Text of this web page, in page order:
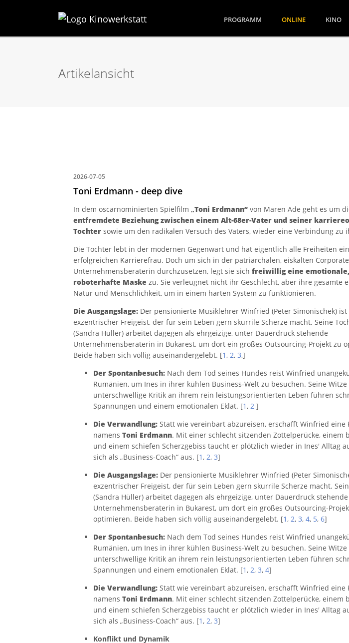
PROGRAMM (CURRENT)ONLINE KINO
Artikelansicht
2026-07-05
Toni Erdmann - deep dive
In dem oscarnominierten Spielfilm „Toni Erdmann“ von Maren Ade geht es um
entfremdete Beziehung zwischen einem Alt-68er-Vater und seiner
Tochter sowie um den radikalen Versuch des Vaters, wieder eine Verbindung zu
Die Tochter lebt in der modernen Gegenwart und hat eigentlich alle Freiheiten
erfolgreichen Karrierefrau. Doch um sich in der patriarchalen, eiskalten
Unternehmensberaterin durchzusetzen, legt sie sich freiwillig eine
roboterhafte Maske zu. Sie verleugnet nicht ihr Geschlecht, aber ihre gesamte
Natur und Menschlichkeit, um in einem harten System zu funktionieren.
Die Ausgangslage: Der pensionierte Musiklehrer Winfried (Peter Simonischek) ist
exzentrischer Freigeist, der für sein Leben gern skurrile Scherze macht. Seine
(Sandra Hüller) arbeitet dagegen als ehrgeizige, unter Dauerdruck stehende
Unternehmensberaterin in Bukarest, um dort ein großes Outsourcing-Projekt zu
Beide haben sich völlig auseinandergelebt. [1, 2, 3,]
Der Spontanbesuch: Nach dem Tod seines Hundes reist Winfried
Rumänien, um Ines in ihrer kühlen Business-Welt zu besuchen. Seine
unterschwellige Kritik an ihrem rein leistungsorientierten Leben führen
Spannungen und einem emotionalen Eklat. [1, 2 ]
Die Verwandlung: Statt wie vereinbart abzureisen, erschafft Winfried eine
namens Toni Erdmann. Mit einer schlecht sitzenden Zottelperücke, einem
und einem schiefen Scherzgebiss taucht er plötzlich wieder in Ines' Alltag
sich als „Business-Coach“ aus. [1, 2, 3]
Die Ausgangslage: Der pensionierte Musiklehrer Winfried (Peter
exzentrischer Freigeist, der für sein Leben gern skurrile Scherze macht.
(Sandra Hüller) arbeitet dagegen als ehrgeizige, unter Dauerdruck stehende
Unternehmensberaterin in Bukarest, um dort ein großes Outsourcing-
optimieren. Beide haben sich völlig auseinandergelebt. [1, 2, 3, 4, 5, 6]
Der Spontanbesuch: Nach dem Tod seines Hundes reist Winfried
Rumänien, um Ines in ihrer kühlen Business-Welt zu besuchen. Seine
unterschwellige Kritik an ihrem rein leistungsorientierten Leben führen
Spannungen und einem emotionalen Eklat. [1, 2, 3, 4]
Die Verwandlung: Statt wie vereinbart abzureisen, erschafft Winfried eine
namens Toni Erdmann. Mit einer schlecht sitzenden Zottelperücke, einem
und einem schiefen Scherzgebiss taucht er plötzlich wieder in Ines' Alltag
sich als „Business-Coach“ aus. [1, 2, 3]
Konflikt und Dynamik